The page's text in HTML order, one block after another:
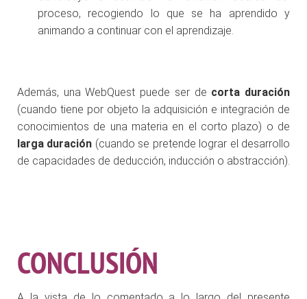
proceso, recogiendo lo que se ha aprendido y
animando a continuar con el aprendizaje.
Además, una WebQuest puede ser de corta duración
(cuando tiene por objeto la adquisición e integración de
conocimientos de una materia en el corto plazo) o de
larga duración (cuando se pretende lograr el desarrollo
de capacidades de deducción, inducción o abstracción).
CONCLUSIÓN